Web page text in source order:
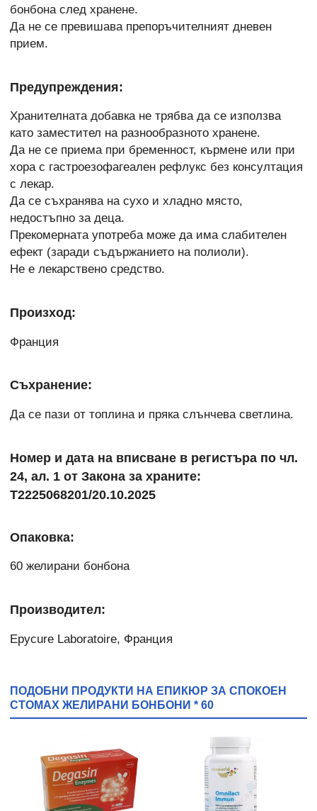
бонбона след хранене.
Да не се превишава препоръчителният дневен
прием.
Предупреждения:
Хранителната добавка не трябва да се използва
като заместител на разнообразното хранене.
Да не се приема при бременност, кърмене или при
хора с гастроезофагеален рефлукс без консултация
с лекар.
Да се съхранява на сухо и хладно място,
недостъпно за деца.
Прекомерната употреба може да има слабителен
ефект (заради съдържанието на полиоли).
Не е лекарствено средство.
Произход:
Франция
Съхранение:
Да се пази от топлина и пряка слънчева светлина.
Номер и дата на вписване в регистъра по чл.
24, ал. 1 от Закона за храните:
Т2225068201/20.10.2025
Опаковка:
60 желирани бонбона
Производител:
Epycure Laboratoire, Франция
ПОДОБНИ ПРОДУКТИ НА ЕПИКЮР ЗА СПОКОЕН
СТОМАХ ЖЕЛИРАНИ БОНБОНИ * 60